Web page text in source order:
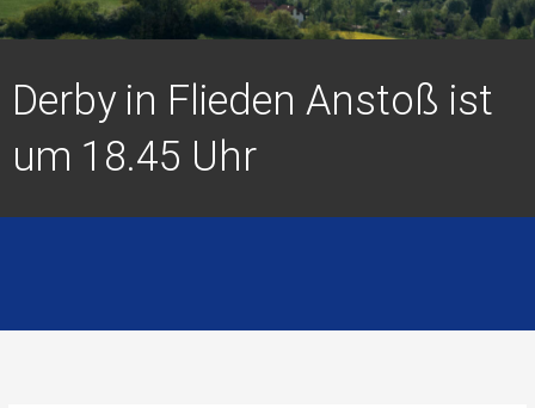
Derby in Flieden Anstoß ist
um 18.45 Uhr